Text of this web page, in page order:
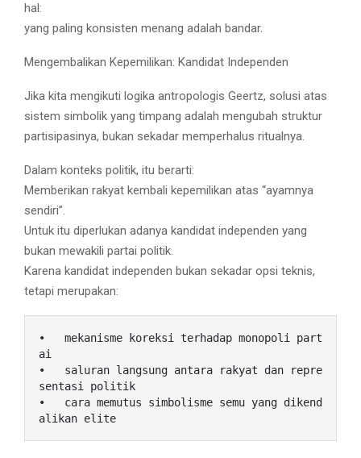
hal:
yang paling konsisten menang adalah bandar.
Mengembalikan Kepemilikan: Kandidat Independen
Jika kita mengikuti logika antropologis Geertz, solusi atas
sistem simbolik yang timpang adalah mengubah struktur
partisipasinya, bukan sekadar memperhalus ritualnya.
Dalam konteks politik, itu berarti:
Memberikan rakyat kembali kepemilikan atas “ayamnya
sendiri”.
Untuk itu diperlukan adanya kandidat independen yang
bukan mewakili partai politik.
Karena kandidat independen bukan sekadar opsi teknis,
tetapi merupakan:
•   mekanisme koreksi terhadap monopoli part
ai
•   saluran langsung antara rakyat dan repre
sentasi politik
•   cara memutus simbolisme semu yang dikend
alikan elite